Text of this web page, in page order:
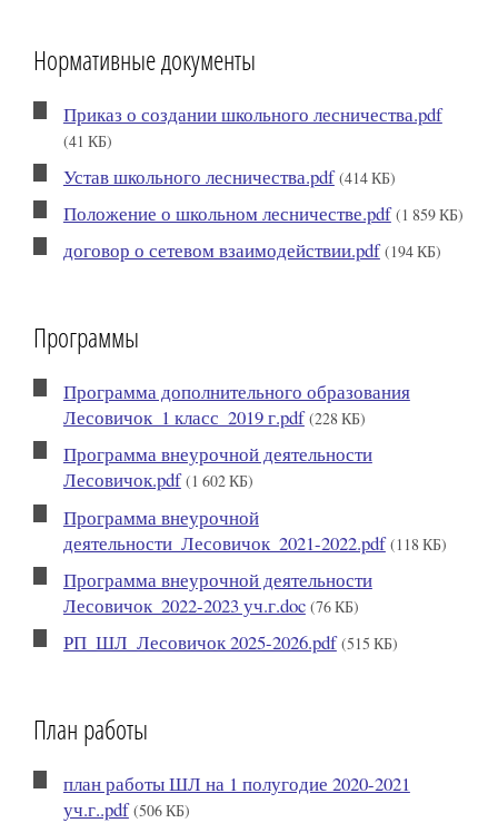
Нормативные документы
Приказ о создании школьного лесничества.pdf
(41 КБ)
Устав школьного лесничества.pdf (414 КБ)
Положение о школьном лесничестве.pdf (1 859 КБ)
договор о сетевом взаимодействии.pdf (194 КБ)
Программы
Программа дополнительного образования
Лесовичок_1 класс_2019 г.pdf (228 КБ)
Программа внеурочной деятельности
Лесовичок.pdf (1 602 КБ)
Программа внеурочной
деятельности_Лесовичок_2021-2022.pdf (118 КБ)
Программа внеурочной деятельности
Лесовичок_2022-2023 уч.г.doc (76 КБ)
РП_ШЛ_Лесовичок 2025-2026.pdf (515 КБ)
План работы
план работы ШЛ на 1 полугодие 2020-2021
уч.г..pdf (506 КБ)